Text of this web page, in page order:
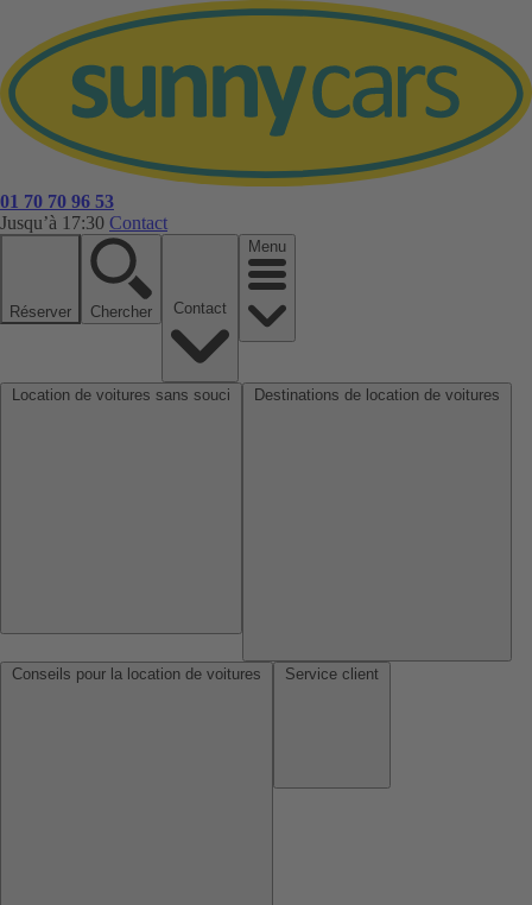
01 70 70 96 53
Jusqu’à 17:30 Contact
Réserver Chercher
Menu